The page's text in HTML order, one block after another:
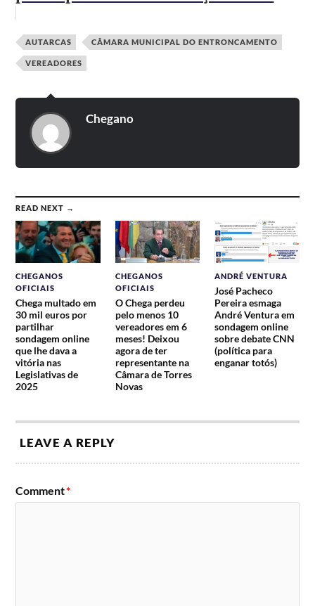
AUTARCAS CÂMARA MUNICIPAL DO ENTRONCAMENTO
VEREADORES
Chegano
READ NEXT →
CHEGANOS
OFICIAIS
Chega multado em
30 mil euros por
partilhar
sondagem online
que lhe dava a
vitória nas
Legislativas de
2025
CHEGANOS
OFICIAIS
O Chega perdeu
pelo menos 10
vereadores em 6
meses! Deixou
agora de ter
representante na
Câmara de Torres
Novas
ANDRÉ VENTURA
José Pacheco
Pereira esmaga
André Ventura em
sondagem online
sobre debate CNN
(política para
enganar totós)
LEAVE A REPLY
Comment*